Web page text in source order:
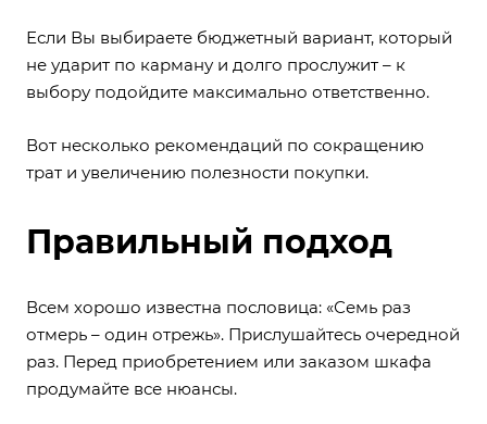
Если Вы выбираете бюджетный вариант, который
не ударит по карману и долго прослужит – к
выбору подойдите максимально ответственно.
Вот несколько рекомендаций по сокращению
трат и увеличению полезности покупки.
Правильный подход
Всем хорошо известна пословица: «Семь раз
отмерь – один отрежь». Прислушайтесь очередной
раз. Перед приобретением или заказом шкафа
продумайте все нюансы.